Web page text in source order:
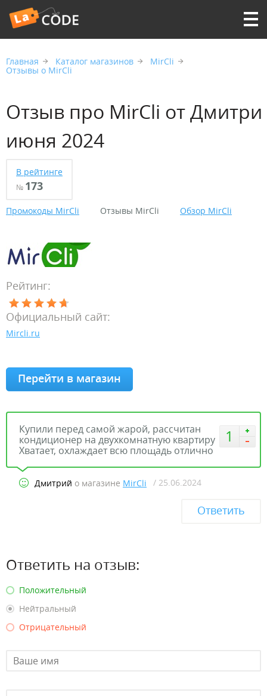
Главная Каталог магазинов MirCli
Отзывы о MirCli
Отзыв про MirCli от
июня 2024
В рейтинге
№ 173
Промокоды MirCli Отзывы MirCli Обзор MirCli
Рейтинг:
Официальный сайт:
Mircli.ru
Перейти в магазин
1
Купили перед самой жарой, рассчитан
кондиционер на двухкомнатную квартиру
Хватает, охлаждает всю площадь отлично
Дмитрий о магазине MirCli / 25.06.2024
Ответить
Ответить на отзыв:
Положительный
Нейтральный
Отрицательный